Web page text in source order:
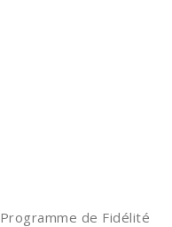
Programme de Fidélité